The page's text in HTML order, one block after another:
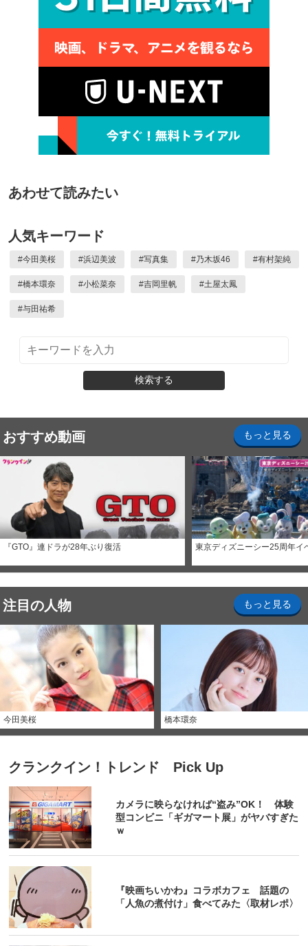
あわせて読みたい
人気キーワード
#今田美桜 #浜辺美波 #写真集 #乃木坂46 #有村架純
#橋本環奈 #小松菜奈 #吉岡里帆 #土屋太鳳
#与田祐希
検索する
おすすめ動画 もっと見る
『GTO』連ドラが28年ぶり復活 東京ディズニーシー25周年イ
注目の人物 もっと見る
今田美桜 橋本環奈
クランクイン！トレンド Pick Up
カメラに映らなければ“盗み”OK！ 体験
型コンビニ「ギガマート展」がヤバすぎた
ｗ
『映画ちいかわ』コラボカフェ 話題の
「人魚の煮付け」食べてみた〈取材レポ〉